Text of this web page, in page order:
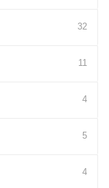
32
11
4
5
4